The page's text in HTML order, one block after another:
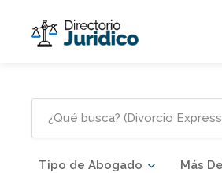
Tipo de Abogado Más